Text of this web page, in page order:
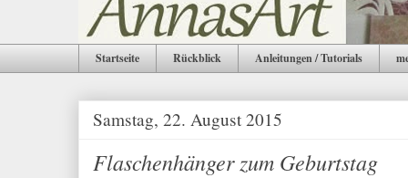
Startseite Rückblick Anleitungen / Tutorials
Samstag, 22. August 2015
Flaschenhänger zum Geburtstag